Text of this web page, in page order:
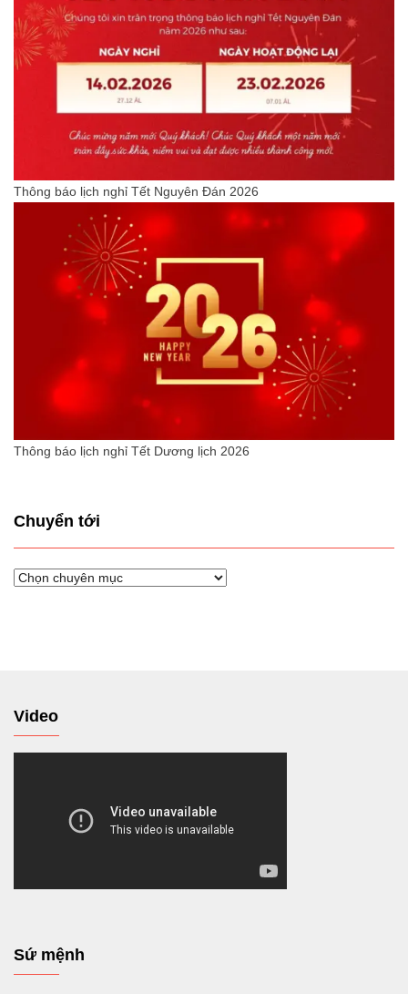
Thông báo lịch nghỉ Tết Nguyên Đán 2026
Thông báo lịch nghỉ Tết Dương lịch 2026
Chuyển tới
Chuyển
Video
Sứ mệnh